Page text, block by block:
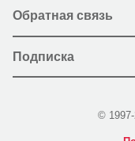
Обратная связь
Подписка
© 1997-